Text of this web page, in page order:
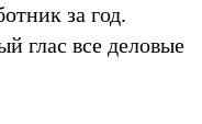
за год.
глас все деловые